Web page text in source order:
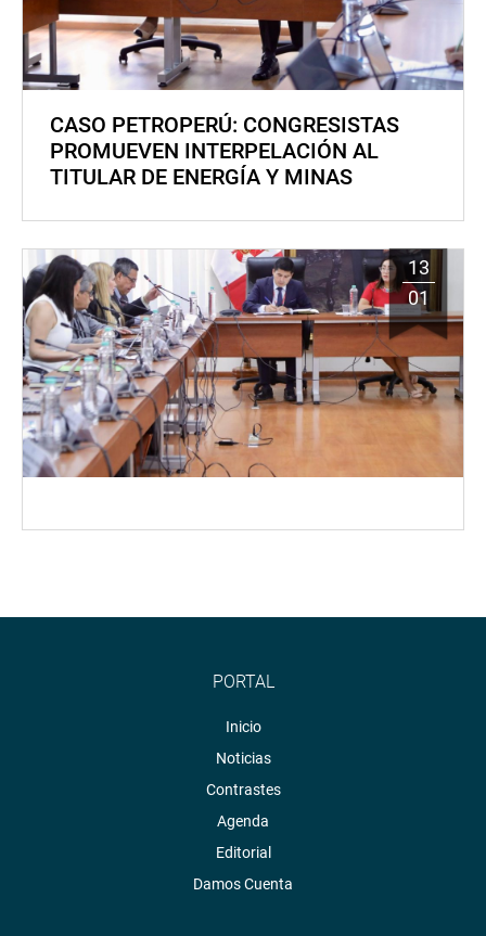
CASO PETROPERÚ: CONGRESISTAS
PROMUEVEN INTERPELACIÓN AL
TITULAR DE ENERGÍA Y MINAS
13
01
PORTAL
Inicio
Noticias
Contrastes
Agenda
Editorial
Damos Cuenta